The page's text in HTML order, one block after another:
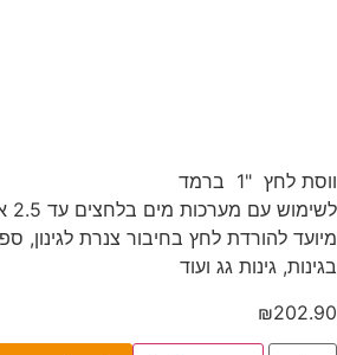
ווסת לחץ "1 ברמד
לשימוש עם מערכות מים בלחצים עד 2.5 אטמוספרות.
מיועד להורדת לחץ בחיבור צנרת לגינון,
בגינות, גינות גג ועוד
₪202.90